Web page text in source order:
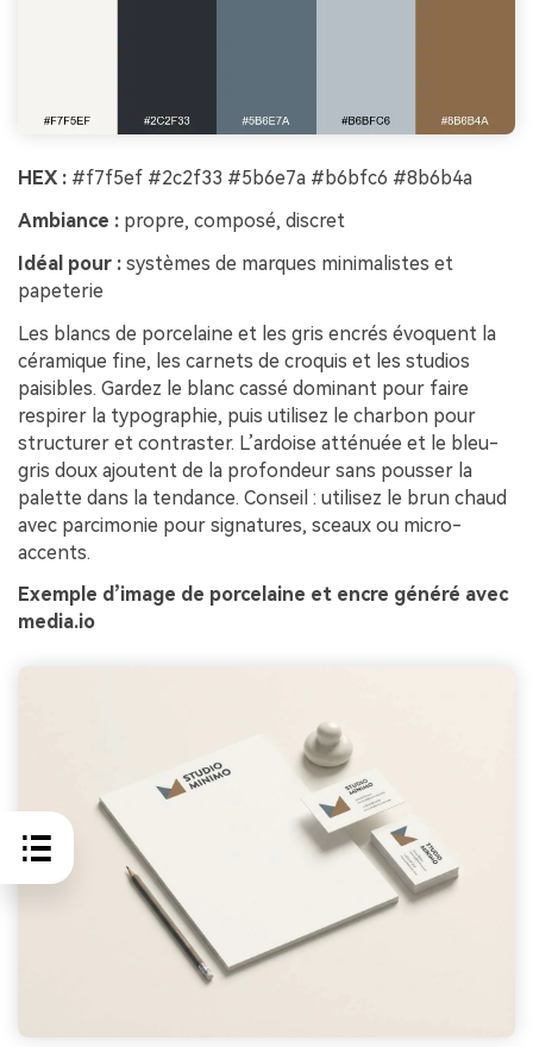
HEX : #f7f5ef #2c2f33 #5b6e7a #b6bfc6 #8b6b4a
Ambiance : propre, composé, discret
Idéal pour : systèmes de marques minimalistes et
papeterie
Les blancs de porcelaine et les gris encrés évoquent la
céramique fine, les carnets de croquis et les studios
paisibles. Gardez le blanc cassé dominant pour faire
respirer la typographie, puis utilisez le charbon pour
structurer et contraster. L’ardoise atténuée et le bleu-
gris doux ajoutent de la profondeur sans pousser la
palette dans la tendance. Conseil : utilisez le brun chaud
avec parcimonie pour signatures, sceaux ou micro-
accents.
Exemple d’image de porcelaine et encre généré avec
media.io